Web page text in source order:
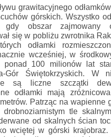
grawitacyjnego
górskich. Wszystko
obszar zajmowany
się w pobliżu zwrotnika
odłamki
wcześniej, w
100 milionów lat
Gór Świętokrzyskich. W
są liczne szczątki
odłamki mają
Patrząc na wapienne
drobnoziarnistym tle
od skalnych ścian
wciętej w górski krajobraz.